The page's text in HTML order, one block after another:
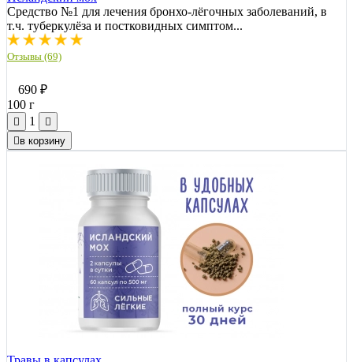
Средство №1 для лечения бронхо-лёгочных заболеваний, в
т.ч. туберкулёза и постковидных симптом...
Отзывы (69)
690 ₽
100 г
1
в корзину